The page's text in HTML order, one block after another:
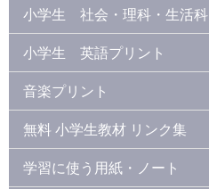
小学生 社会・理科・生活科
小学生 英語プリント
音楽プリント
無料 小学生教材 リンク集
学習に使う用紙・ノート